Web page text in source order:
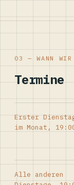
03 — WANN WIR
Termine
Erster
im Monat,
Alle anderen